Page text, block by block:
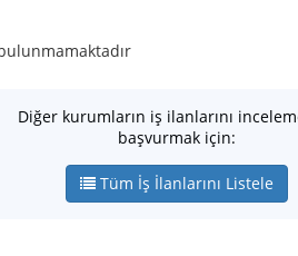
Diğer kurumların iş ilanlarını
başvurmak için:
Tüm İş İlanlarını Listele